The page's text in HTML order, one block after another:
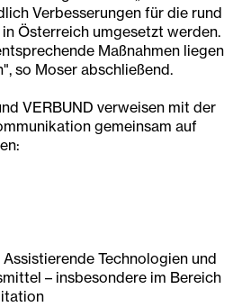
Verbesserungen für die rund
Österreich umgesetzt werden.
Maßnahmen liegen
so Moser abschließend.
VERBUND verweisen mit der
gemeinsam auf
Technologien und
– insbesondere im Bereich